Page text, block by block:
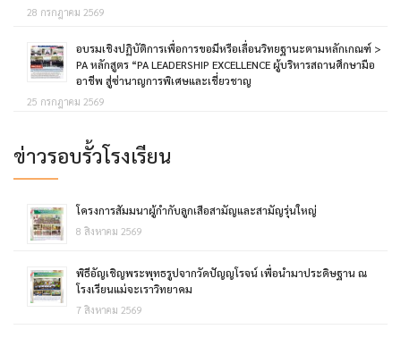
28 กรกฎาคม 2569
อบรมเชิงปฏิบัติการเพื่อการขอมีหรือเลื่อนวิทยฐานะตามหลักเกณฑ์ >
PA หลักสูตร “PA LEADERSHIP EXCELLENCE ผู้บริหารสถานศึกษามือ
อาชีพ สู่ซ่านาญการพิเศษและเชี่ยวชาญ
25 กรกฎาคม 2569
ข่าวรอบรั้วโรงเรียน
โครงการสัมมนาผู้กำกับลูกเสือสามัญและสามัญรุ่นใหญ่
8 สิงหาคม 2569
พิธีอัญเชิญพระพุทธรูปจากวัดปัญญโรจน์ เพื่อนำมาประดิษฐาน ณ
โรงเรียนแม่จะเราวิทยาคม
7 สิงหาคม 2569